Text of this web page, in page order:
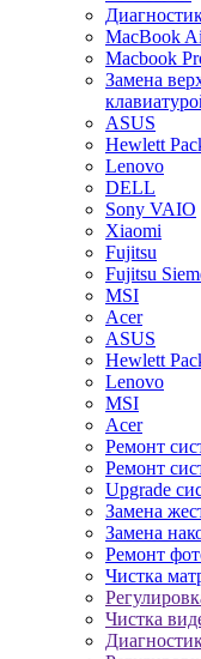
MacBook
Macbook
Замена
ASUS
Hewlett
Lenovo
DELL
Sony VAIO
Xiaomi
Fujitsu
Fujitsu
MSI
Acer
ASUS
Hewlett
Lenovo
MSI
Acer
Ремонт
Ремонт
Upgrade
Замена
Замена
Ремонт
Чистка
Чистка